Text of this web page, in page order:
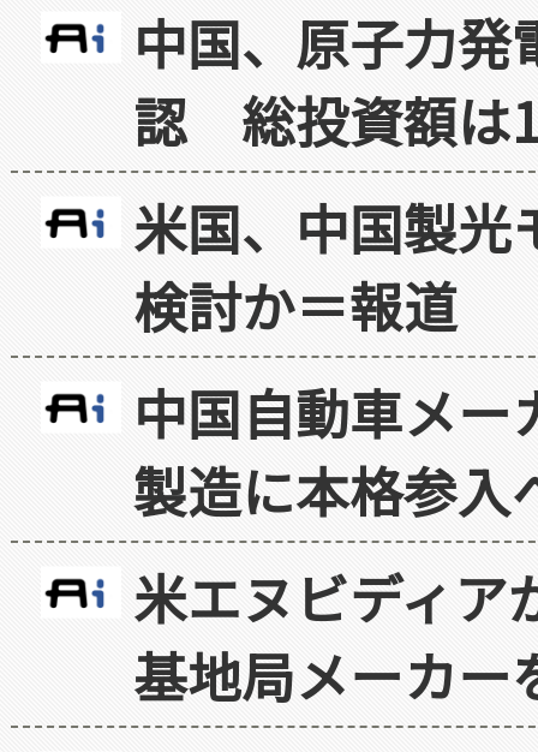
中国、原子力
認 総投資額は
米国、中国製光
検討か＝報道
中国自動車メ
製造に本格参入
米エヌビディア
基地局メーカー